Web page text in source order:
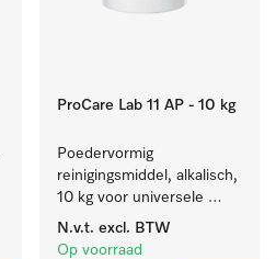
ProCare Lab 11 AP - 10 kg
Poedervormig
reinigingsmiddel, alkalisch,
10 kg voor universele
machinale reiniging van
laboratoriumglaswerk en -
N.v.t. excl. BTW
Op voorraad